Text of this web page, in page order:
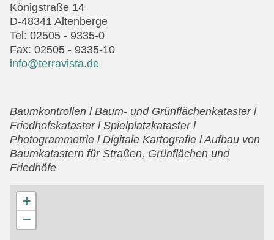
Königstraße 14
D-48341 Altenberge
Tel: 02505 - 9335-0
Fax: 02505 - 9335-10
info@terravista.de
Baumkontrollen l Baum- und Grünflächenkataster l
Friedhofskataster l Spielplatzkataster l
Photogrammetrie l Digitale Kartografie l Aufbau von
Baumkatastern für Straßen, Grünflächen und
Friedhöfe
+
−